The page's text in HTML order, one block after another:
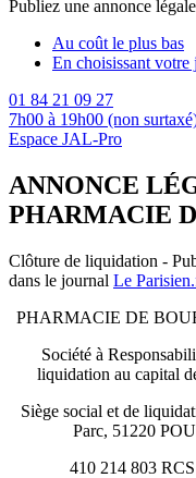
Publiez une annonce légale
Au coût le plus bas
En choisissant votre
01 84 21 09 27
7h00 à 19h00 (non
Espace JAL-Pro
ANNONCE
PHARMACIE
Clôture de liquidation -
dans le journal Le
PHARMACIE DE
Société à
liquidation au capital
Siège social et de
Parc, 51220
410 214 803